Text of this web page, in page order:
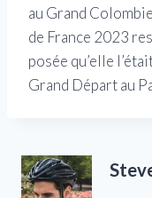
au Grand
de France 2023
posée qu’elle
Grand Départ au